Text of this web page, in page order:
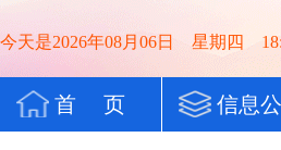
今天是2026年08月06日 星期四
首 页 信息